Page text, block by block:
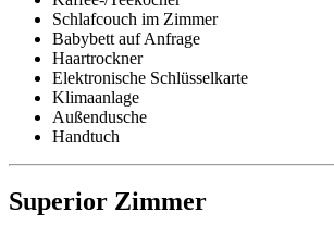
Schlafcouch im Zimmer
Babybett auf Anfrage
Haartrockner
Elektronische Schlüsselkarte
Klimaanlage
Außendusche
Handtuch
Superior Zimmer